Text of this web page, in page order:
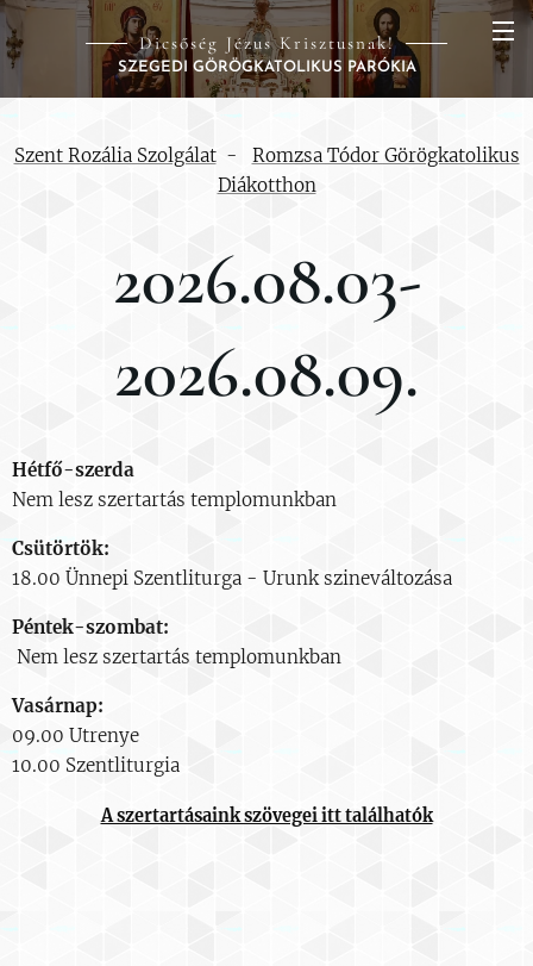
Dicsőség Jézus Krisztusnak!
SZEGEDI GÖRÖGKATOLIKUS PARÓKIA
Szent Rozália Szolgálat- Romzsa Tódor Görögkatolikus
Diákotthon
2026.08.03-
2026.08.09.
Hétfő-szerda
Nem lesz szertartás templomunkban
Csütörtök:
18.00 Ünnepi Szentliturga - Urunk szineváltozása
Péntek-szombat:
Nem lesz szertartás templomunkban
Vasárnap:
09.00 Utrenye
10.00 Szentliturgia
A szertartásaink szövegei itt találhatók